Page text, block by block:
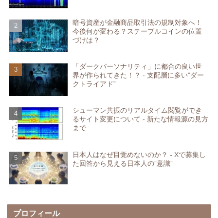
暗号資産が金融商品取引法の規制対象へ！
今後何が変わる？ステーブルコインの位置
づけは？
「ダークパーソナリティ」に都合の良い世
界が作られてきた！？ - 支配層に多い”ダー
クトライアド”
シューマン共振のリアルタイム閲覧ができ
るサイト変更について - 新たな情報源の見方
まで
日本人はなぜ目覚めないのか？ - Xで募集し
た回答から見える日本人の”意識”
プロフィール